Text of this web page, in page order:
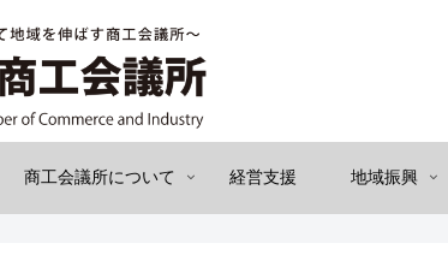
商工会議所について 経営支援 地域振興